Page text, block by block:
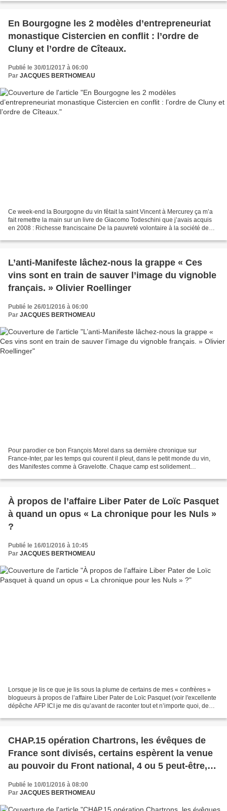
En Bourgogne les 2 modèles d’entrepreneuriat
monastique Cistercien en conflit : l’ordre de
Cluny et l’ordre de Cîteaux.
Publié le 30/01/2017 à 06:00
Par JACQUES BERTHOMEAU
Ce week-end la Bourgogne du vin fêtait la saint Vincent à Mercurey ça m’a
fait remettre la main sur un livre de Giacomo Todeschini que j’avais acquis
en 2008 : Richesse franciscaine De la pauvreté volontaire à la société de
L’anti-Manifeste lâchez-nous la grappe « Ces
vins sont en train de sauver l’image du vignoble
français. » Olivier Roellinger
Publié le 26/01/2016 à 06:00
Par JACQUES BERTHOMEAU
Pour parodier ce bon François Morel dans sa dernière chronique sur
France-Inter, par les temps qui courent il pleut, dans le petit monde du vin,
des Manifestes comme à Gravelotte. Chaque camp est solidement
À propos de l’affaire Liber Pater de Loïc Pasquet
à quand un opus « La chronique pour les Nuls »
?
Publié le 16/01/2016 à 10:45
Par JACQUES BERTHOMEAU
Lorsque je lis ce que je lis sous la plume de certains de mes « confrères »
blogueurs à propos de l’affaire Liber Pater de Loïc Pasquet (voir l'excellente
dépêche AFP ICI je me dis qu’avant de raconter tout et n’importe quoi, de
CHAP.15 opération Chartrons, les évêques de
France sont divisés, certains espèrent la venue
au pouvoir du Front national, 4 ou 5 peut-être,
poids.
Publié le 10/01/2016 à 08:00
Par JACQUES BERTHOMEAU